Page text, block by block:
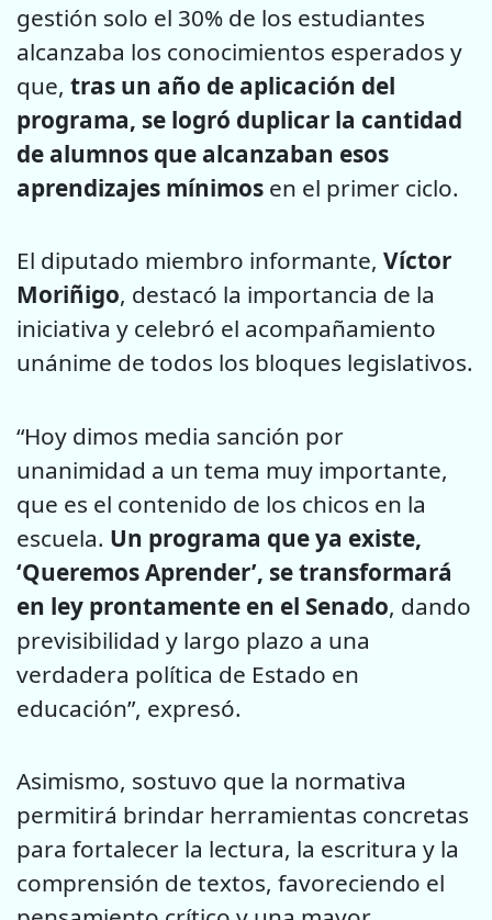
gestión solo el 30% de los estudiantes
alcanzaba los conocimientos esperados y
que, tras un año de aplicación del
programa, se logró duplicar la cantidad
de alumnos que alcanzaban esos
aprendizajes mínimos en el primer ciclo.
El diputado miembro informante, Víctor
Moriñigo, destacó la importancia de la
iniciativa y celebró el acompañamiento
unánime de todos los bloques legislativos.
“Hoy dimos media sanción por
unanimidad a un tema muy importante,
que es el contenido de los chicos en la
escuela. Un programa que ya existe,
‘Queremos Aprender’, se transformará
en ley prontamente en el Senado, dando
previsibilidad y largo plazo a una
verdadera política de Estado en
educación”, expresó.
Asimismo, sostuvo que la normativa
permitirá brindar herramientas concretas
para fortalecer la lectura, la escritura y la
comprensión de textos, favoreciendo el